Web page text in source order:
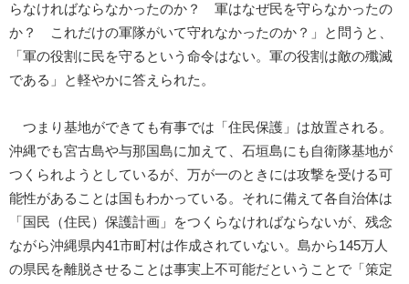
らなければならなかったのか？ 軍はなぜ民を守らなかったの
か？ これだけの軍隊がいて守れなかったのか？」と問うと、
「軍の役割に民を守るという命令はない。軍の役割は敵の殲滅
である」と軽やかに答えられた。
つまり基地ができても有事では「住民保護」は放置される。
沖縄でも宮古島や与那国島に加えて、石垣島にも自衛隊基地が
つくられようとしているが、万が一のときには攻撃を受ける可
能性があることは国もわかっている。それに備えて各自治体は
「国民（住民）保護計画」をつくらなければならないが、残念
ながら沖縄県内41市町村は作成されていない。島から145万人
の県民を離脱させることは事実上不可能だということで「策定